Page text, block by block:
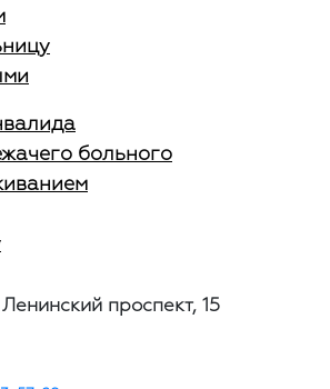
больного
проспект, 15